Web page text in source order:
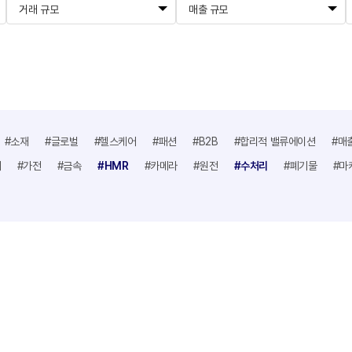
거래 규모 매출 규모
#소재 #글로벌 #헬스케어 #패션 #B2B #합리적 밸류에이션
#매
#가전 #금속 #HMR #카메라 #원전 #수처리 #폐기물 #마